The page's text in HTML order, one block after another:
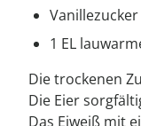
Vanillezucker
1 EL
Die trockenen
Die Eier
Das Eiweiß mit